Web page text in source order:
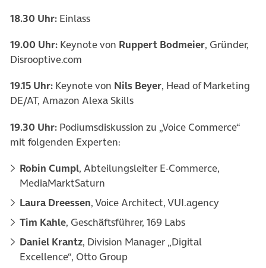
18.30 Uhr: Einlass
19.00 Uhr: Keynote von Ruppert Bodmeier, Gründer,
Disrooptive.com
19.15 Uhr: Keynote von Nils Beyer, Head of Marketing
DE/AT, Amazon Alexa Skills
19.30 Uhr: Podiumsdiskussion zu „Voice Commerce“
mit folgenden Experten:
Robin Cumpl, Abteilungsleiter E-Commerce,
MediaMarktSaturn
Laura Dreessen, Voice Architect, VUI.agency
Tim Kahle, Geschäftsführer, 169 Labs
Daniel Krantz, Division Manager „Digital
Excellence“, Otto Group